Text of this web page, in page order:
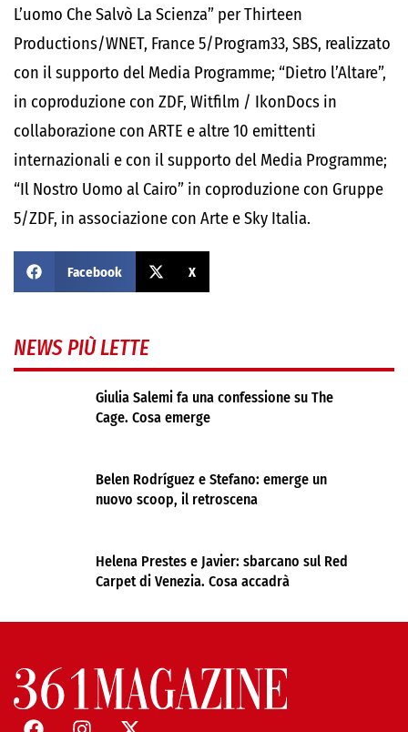
L’uomo Che Salvò La Scienza” per Thirteen
Productions/WNET, France 5/Program33, SBS, realizzato
con il supporto del Media Programme; “Dietro l’Altare”,
in coproduzione con ZDF, Witfilm / IkonDocs in
collaborazione con ARTE e altre 10 emittenti
internazionali e con il supporto del Media Programme;
“Il Nostro Uomo al Cairo” in coproduzione con Gruppe
5/ZDF, in associazione con Arte e Sky Italia.
Facebook X
NEWS PIÙ LETTE
Giulia Salemi fa una confessione su The
Cage. Cosa emerge
Belen Rodríguez e Stefano: emerge un
nuovo scoop, il retroscena
Helena Prestes e Javier: sbarcano sul Red
Carpet di Venezia. Cosa accadrà